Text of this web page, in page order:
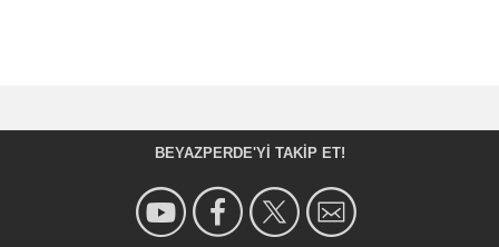
BEYAZPERDE'YI TAKIP ET!